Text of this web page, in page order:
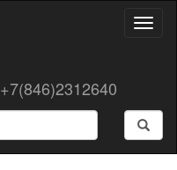
+7(846)2312640